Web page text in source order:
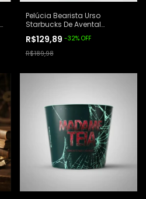
Pelúcia Bearista Urso
Starbucks De Avental
R$129,89 -32% OFF
R$189,98